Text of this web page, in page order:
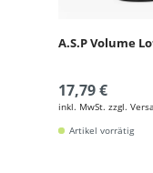
A.S.P Volume
17,79 €
inkl. MwSt. zzgl.
Artikel vorrätig